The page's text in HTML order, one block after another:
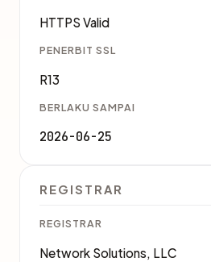
HTTPS Valid
PENERBIT SSL
R13
BERLAKU SAMPAI
2026-06-25
REGISTRAR
REGISTRAR
Network Solutions, LLC